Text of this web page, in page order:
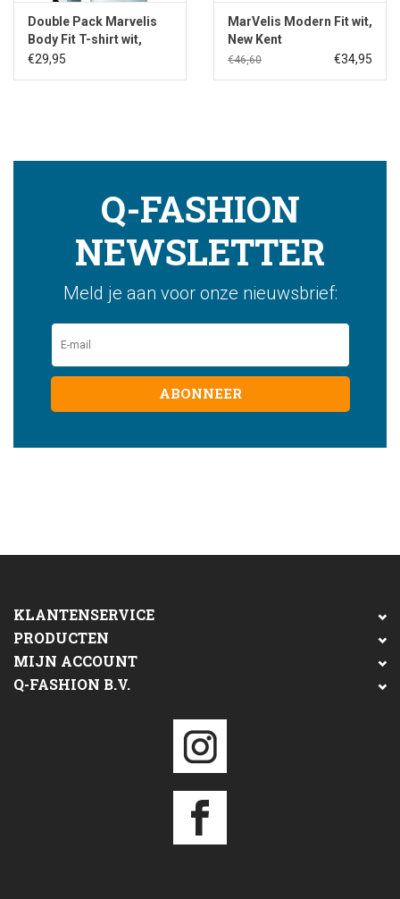
Double Pack Marvelis
Body Fit T-shirt wit,
ronde hals
€29,95
MarVelis Modern Fit wit,
New Kent
€46,60 €34,95
Q-FASHION
NEWSLETTER
Meld je aan voor onze nieuwsbrief:
ABONNEER
KLANTENSERVICE
PRODUCTEN
MIJN ACCOUNT
Q-FASHION B.V.